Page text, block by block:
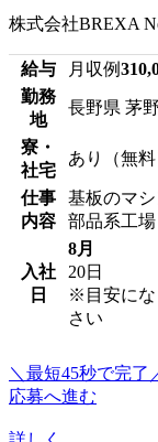
株式会社BREXA
給与 月収例
勤務
地
長野県 茅
寮・
社宅
あり（無料
仕事
内容
基板のマ
部品系工場
入社
日
8月
20日
※目安にな
さい
＼最短45秒で完了
応募へ進む